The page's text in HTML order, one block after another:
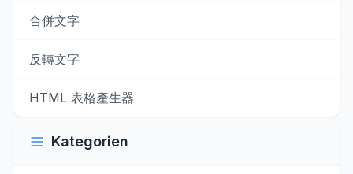
合併文字
反轉文字
HTML 表格產生器
Kategorien